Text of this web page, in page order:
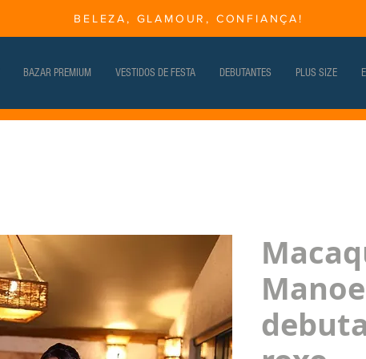
BELEZA, GLAMOUR, CONFIANÇA!
BAZAR PREMIUM VESTIDOS DE FESTA DEBUTANTES PLUS SIZE